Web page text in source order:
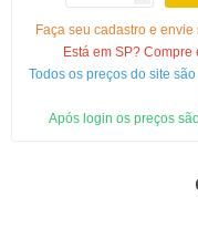
Faça seu cadastro e
Está em SP?
Todos os preços do site
Após login os preços